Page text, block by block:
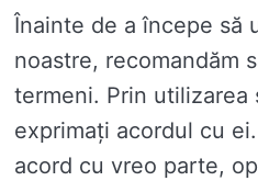
Înainte de a începe să
noastre, recomandăm
termeni. Prin utilizarea
exprimați acordul cu
acord cu vreo parte,